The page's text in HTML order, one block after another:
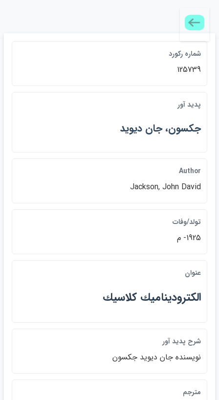
شماره ركورد
125739
پديد آور
جكسون، جان ديويد
Author
Jackson, John David
تولد/وفات
1925- م
عنوان
الكتروديناميك كلاسيك
شرح پديد آور
نويسنده جان ديويد جكسون
مترجم